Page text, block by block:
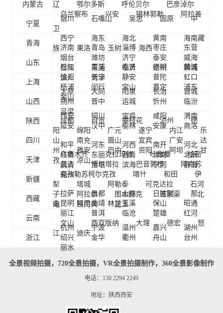
内蒙古
辽
鄂尔多斯 呼伦贝尔
巴彦淖尔
乌兰察布
兴安 锡林郭勒
阿拉善
宁夏
银川 石嘴山 吴忠 固原
中
卫
青海
西宁 海东 海北 黄南
海南藏
族
果洛 玉树
海西
山东
济南 青岛 淄博 枣庄
东营
烟台
潍坊 济宁 泰安
威海
日照
莱芜 临沂 德州
聊城
滨州
菏泽
上海
松江 青浦 奉贤 崇明
黄浦
徐汇
长宁 静安 普陀
虹口
杨浦
闵行 宝山 嘉定
浦东
金山
山西
太原 大同 阳泉 长治
晋城
朔州
晋中 运城 忻州
临汾
吕梁
陕西
西安 铜川 宝鸡 咸阳
渭南
延安
汉中 榆林 安康
商洛
四川
成都 自贡 攀枝花 泸州
德
阳
绵阳 广元 遂宁 内江
乐
山
南充 眉山 宜宾 广安
达
州
雅安 巴中 资阳 阿坝
甘
孜
凉山
天津
和平 河东 河西 南开
河北
红桥
东丽 西青 津南
北辰
武清
宝坻 滨海 宁河
静海
蓟州
新疆
乌鲁木齐 克拉玛依 吐鲁番
哈密
昌吉
博尔塔拉 巴音郭楞
阿克苏
克孜勒苏柯尔克孜
喀什 和田
伊
犁
塔城 阿勒泰 可克达拉
石河
子
阿拉尔 图木舒克 五家渠
北
屯
铁门关 昆玉
西藏
拉萨 昌都 山南 日喀则
那
曲
阿里
林芝
云南
昆明 曲靖 玉溪 保山
昭通
丽江
普洱 临沧 楚雄
红河
文山
西双版纳 大理 德宏
怒
江
迪庆
浙江
杭州 宁波 温州 嘉兴
湖州
绍兴
金华 衢州 舟山
台州
丽水
全景视频拍摄，720全景拍摄，VR全景拍摄制作，360全景影像制作
电话：130 2294 2249
地址：陕西西安